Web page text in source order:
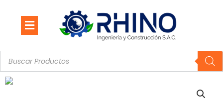
contenido
Búsqueda
de
productos